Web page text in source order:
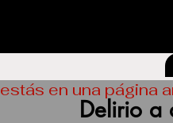
Delirio a
estás en una página